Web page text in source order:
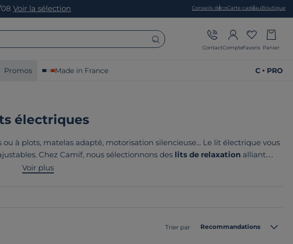
08 Voir la sélection Conseils décoCarte cadeauBoutique
ContactCompteFavoris Panier
Promos Made in France C • PRO
électriques
à plots, matelas adapté, motorisation silencieuse... Le lit électrique vous
Chez Camif, nous sélectionnons des lits de relaxation alliant
vraiment réparatrices. Le point commun de nos produits ? Ils sont tous
Voir plus
Trier par Recommandations